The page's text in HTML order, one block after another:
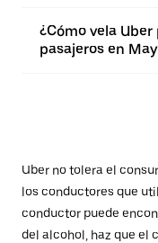
¿Cómo vela
pasajeros en
Uber no tolera el
los conductores que
conductor puede
del alcohol, haz que el